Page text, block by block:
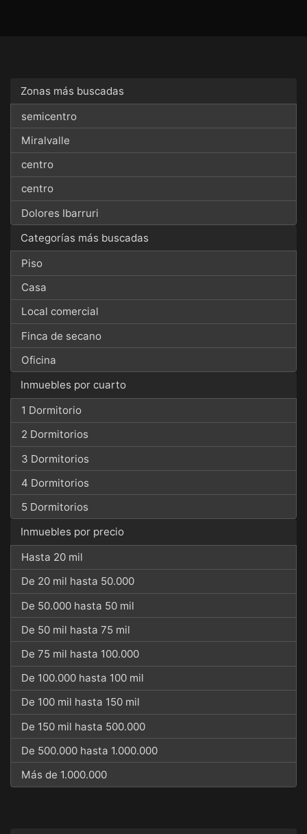
Zonas más buscadas
semicentro
Miralvalle
centro
centro
Dolores Ibarruri
Categorías más buscadas
Piso
Casa
Local comercial
Finca de secano
Oficina
Inmuebles por cuarto
1 Dormitorio
2 Dormitorios
3 Dormitorios
4 Dormitorios
5 Dormitorios
Inmuebles por precio
Hasta 20 mil
De 20 mil hasta 50.000
De 50.000 hasta 50 mil
De 50 mil hasta 75 mil
De 75 mil hasta 100.000
De 100.000 hasta 100 mil
De 100 mil hasta 150 mil
De 150 mil hasta 500.000
De 500.000 hasta 1.000.000
Más de 1.000.000